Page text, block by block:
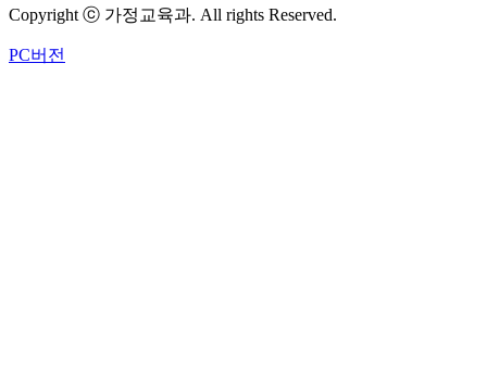
Copyright ⓒ 가정교육과. All rights Reserved.
PC버전